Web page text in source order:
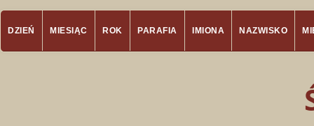
DZIEŃ MIESIĄC ROK PARAFIA IMIONA NAZWISKO